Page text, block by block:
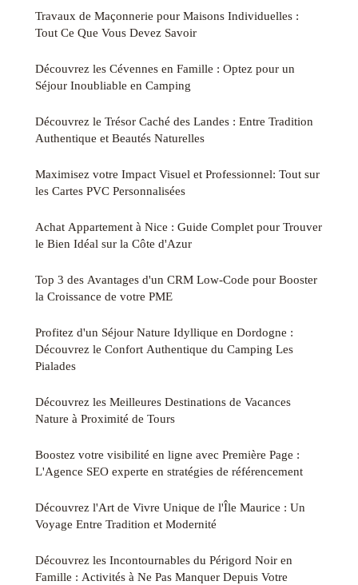
Travaux de Maçonnerie pour Maisons Individuelles :
Tout Ce Que Vous Devez Savoir
Découvrez les Cévennes en Famille : Optez pour un
Séjour Inoubliable en Camping
Découvrez le Trésor Caché des Landes : Entre Tradition
Authentique et Beautés Naturelles
Maximisez votre Impact Visuel et Professionnel: Tout sur
les Cartes PVC Personnalisées
Achat Appartement à Nice : Guide Complet pour Trouver
le Bien Idéal sur la Côte d'Azur
Top 3 des Avantages d'un CRM Low-Code pour Booster
la Croissance de votre PME
Profitez d'un Séjour Nature Idyllique en Dordogne :
Découvrez le Confort Authentique du Camping Les
Pialades
Découvrez les Meilleures Destinations de Vacances
Nature à Proximité de Tours
Boostez votre visibilité en ligne avec Première Page :
L'Agence SEO experte en stratégies de référencement
Découvrez l'Art de Vivre Unique de l'Île Maurice : Un
Voyage Entre Tradition et Modernité
Découvrez les Incontournables du Périgord Noir en
Famille : Activités à Ne Pas Manquer Depuis Votre